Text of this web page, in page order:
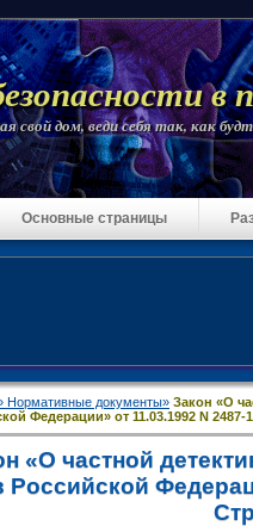
Нормативные документы» Закон «О
Федерации» от 11.03.1992 N 2487-1
«О частной
Российской
в
свой дом, веди себя так, как
Основные страницы